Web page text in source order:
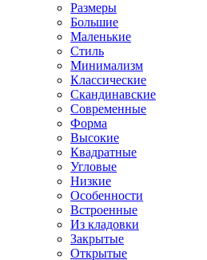
Размеры
Большие
Маленькие
Стиль
Минимализм
Классические
Скандинавские
Современные
Форма
Высокие
Квадратные
Угловые
Низкие
Особенности
Встроенные
Из кладовки
Закрытые
Открытые